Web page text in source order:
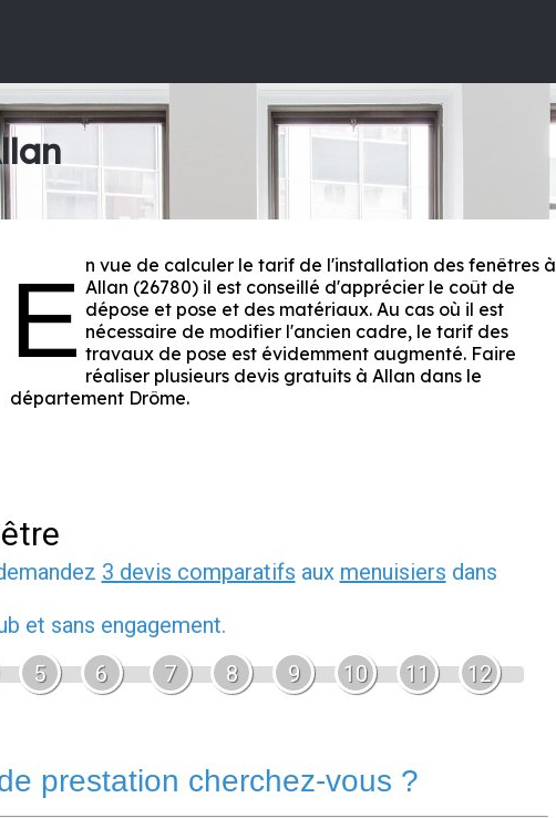
E n vue de calculer le tarif de l'installation des fenêtres à
Allan (26780) il est conseillé d'apprécier le coût de
dépose et pose et des matériaux. Au cas où il est
nécessaire de modifier l'ancien cadre, le tarif des
travaux de pose est évidemment augmenté. Faire
réaliser plusieurs devis gratuits à Allan dans le
département Drôme.
3 devis comparatifs aux menuisiers dans
et sans engagement.
5 6 7 8 9 10 11 12
prestation cherchez-vous ?